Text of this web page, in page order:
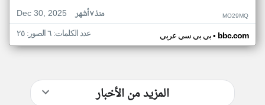
Dec 30, 2025
منذ ٧ أشهر MO29MQ
بي بي سي عربي• bbc.com عدد الكلمات: ٦ الصور: ٢٥
المزيد من الأخبار